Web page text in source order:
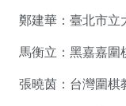
鄭建華：臺北市立
馬衡立：黑嘉嘉圍
張曉茵：台灣圍棋